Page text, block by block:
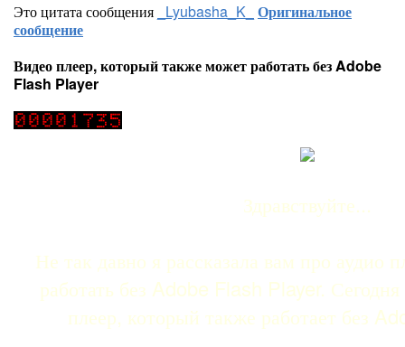
Это цитата сообщения
_Lyubasha_K_ Оригинальное
сообщение
Видео плеер, который также может работать без Adobe
Flash Player
Здравствуйте...
Не так давно я рассказала вам про аудио
работать без Adobe Flash Player.
плеер, который также работает без